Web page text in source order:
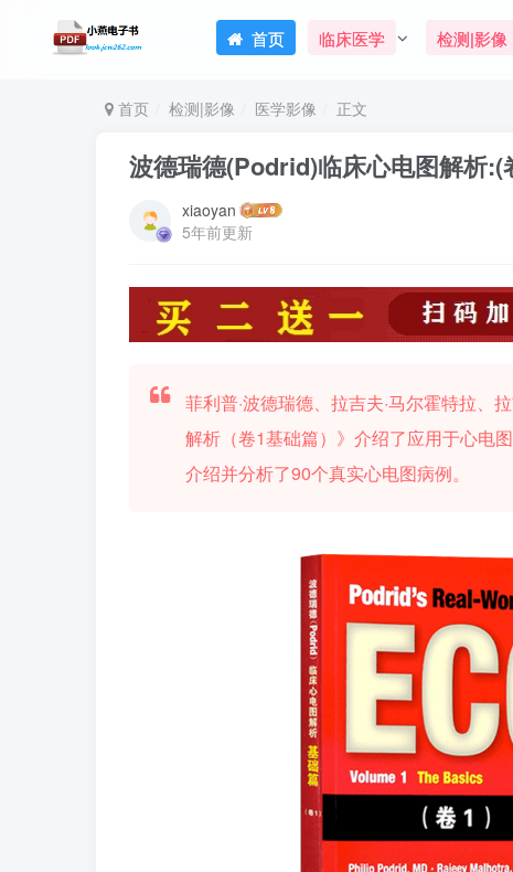
首页 临床医学 检测|影像
首页 检测|影像 医学影像 正文
波德瑞德(Podrid)临床心电图解析
xiaoyan
5年前更新
菲利普·波德瑞德、拉吉夫·马尔霍特拉、
解析（卷1基础篇）》介绍了应用于心电
介绍并分析了90个真实心电图病例。